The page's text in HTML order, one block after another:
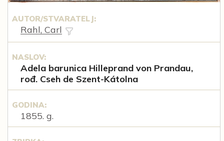
AUTOR/STVARATELJ:
Rahl, Carl
NASLOV:
Adela barunica Hilleprand von Prandau,
rođ. Cseh de Szent-Kátolna
GODINA:
1855. g.